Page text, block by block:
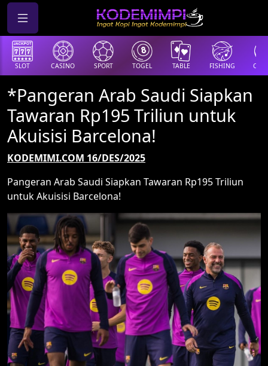
SLOT CASINO SPORT TOGEL TABLE FISHING
*Pangeran Arab Saudi Siapkan
Tawaran Rp195 Triliun untuk
Akuisisi Barcelona!
KODEMIMI.COM 16/DES/2025
Pangeran Arab Saudi Siapkan Tawaran Rp195 Triliun
untuk Akuisisi Barcelona!